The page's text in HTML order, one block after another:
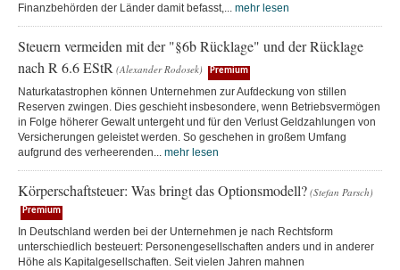
Finanzbehörden der Länder damit befasst,... mehr lesen
Steuern vermeiden mit der "§6b Rücklage" und der Rücklage
nach R 6.6 EStR (Alexander Rodosek) Premium
Naturkatastrophen können Unternehmen zur Aufdeckung von stillen
Reserven zwingen. Dies geschieht insbesondere, wenn Betriebsvermögen
in Folge höherer Gewalt untergeht und für den Verlust Geldzahlungen von
Versicherungen geleistet werden. So geschehen in großem Umfang
aufgrund des verheerenden... mehr lesen
Körperschaftsteuer: Was bringt das Optionsmodell? (Stefan Parsch)
Premium
In Deutschland werden bei der Unternehmen je nach Rechtsform
unterschiedlich besteuert: Personengesellschaften anders und in anderer
Höhe als Kapitalgesellschaften. Seit vielen Jahren mahnen